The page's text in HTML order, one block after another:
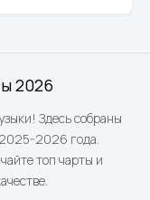
2026
Здесь собраны
2025-2026 года.
топ чарты и
вышитые
окрестных домах
окна,